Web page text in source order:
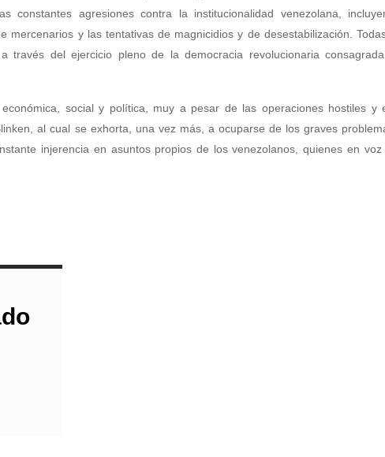
agresiones contra la institucionalidad venezolana,
mercenarios y las tentativas de magnicidios y de desestabilización.
través del ejercicio pleno de la democracia revolucionaria
social y política, muy a pesar de las operaciones hostiles y
al cual se exhorta, una vez más, a ocuparse de los graves
injerencia en asuntos propios de los venezolanos, quienes en voz